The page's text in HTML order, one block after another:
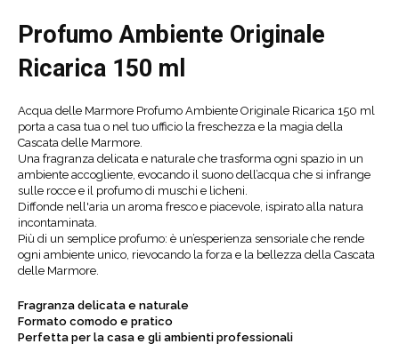
Profumo Ambiente Originale
Ricarica 150 ml
Acqua delle Marmore Profumo Ambiente Originale Ricarica 150 ml
porta a casa tua o nel tuo ufficio la freschezza e la magia della
Cascata delle Marmore.
Una fragranza delicata e naturale che trasforma ogni spazio in un
ambiente accogliente, evocando il suono dell’acqua che si infrange
sulle rocce e il profumo di muschi e licheni.
Diffonde nell'aria un aroma fresco e piacevole, ispirato alla natura
incontaminata.
Più di un semplice profumo: è un’esperienza sensoriale che rende
ogni ambiente unico, rievocando la forza e la bellezza della Cascata
delle Marmore.
Fragranza delicata e naturale
Formato comodo e pratico
Perfetta per la casa e gli ambienti professionali